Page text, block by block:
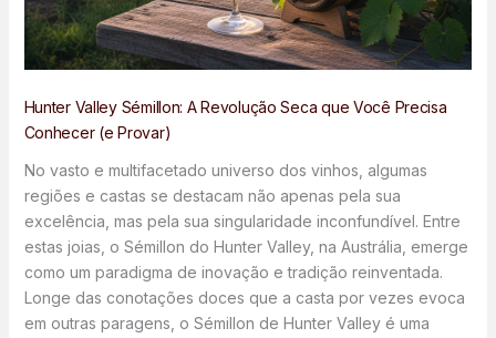
Hunter Valley Sémillon: A Revolução Seca que Você Precisa
Conhecer (e Provar)
No vasto e multifacetado universo dos vinhos, algumas
regiões e castas se destacam não apenas pela sua
excelência, mas pela sua singularidade inconfundível. Entre
estas joias, o Sémillon do Hunter Valley, na Austrália, emerge
como um paradigma de inovação e tradição reinventada.
Longe das conotações doces que a casta por vezes evoca
em outras paragens, o Sémillon de Hunter Valley é uma